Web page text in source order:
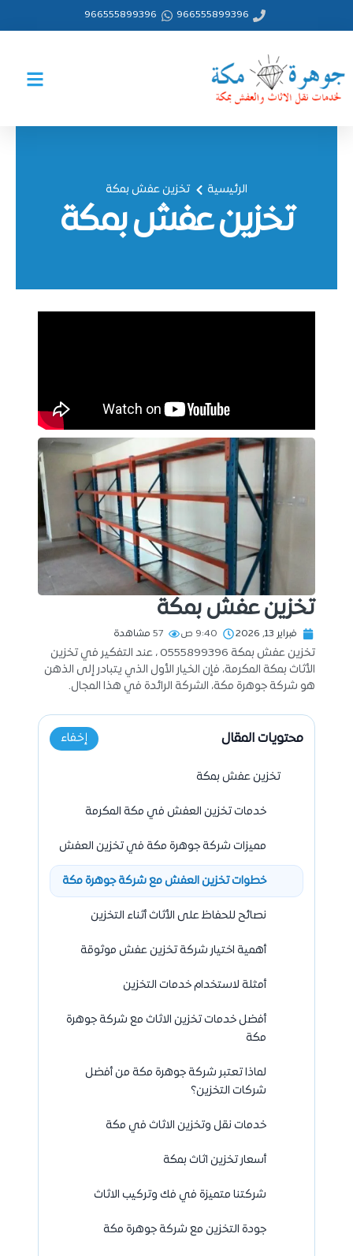
966555899396
966555899396
الرئيسية تخزين عفش بمكة
تخزين عفش بمكة
تخزين عفش بمكة
فبراير 13, 2026 9:40 ص 57 مشاهدة
تخزين عفش بمكة 0555899396 ، عند التفكير في تخزين
الأثاث بمكة المكرمة، فإن الخيار الأول الذي يتبادر إلى الذهن
هو شركة جوهرة مكة، الشركة الرائدة في هذا المجال.
محتويات المقال إخفاء
تخزين عفش بمكة
خدمات تخزين العفش في مكة المكرمة
مميزات شركة جوهرة مكة في تخزين العفش
خطوات تخزين العفش مع شركة جوهرة مكة
نصائح للحفاظ على الأثاث أثناء التخزين
أهمية اختيار شركة تخزين عفش موثوقة
أمثلة لاستخدام خدمات التخزين
أفضل خدمات تخزين الاثاث مع شركة جوهرة
مكة
لماذا تعتبر شركة جوهرة مكة من أفضل
شركات التخزين؟
خدمات نقل وتخزين الاثاث في مكة
أسعار تخزين اثاث بمكة
شركتنا متميزة في فك وتركيب الاثاث
جودة التخزين مع شركة جوهرة مكة